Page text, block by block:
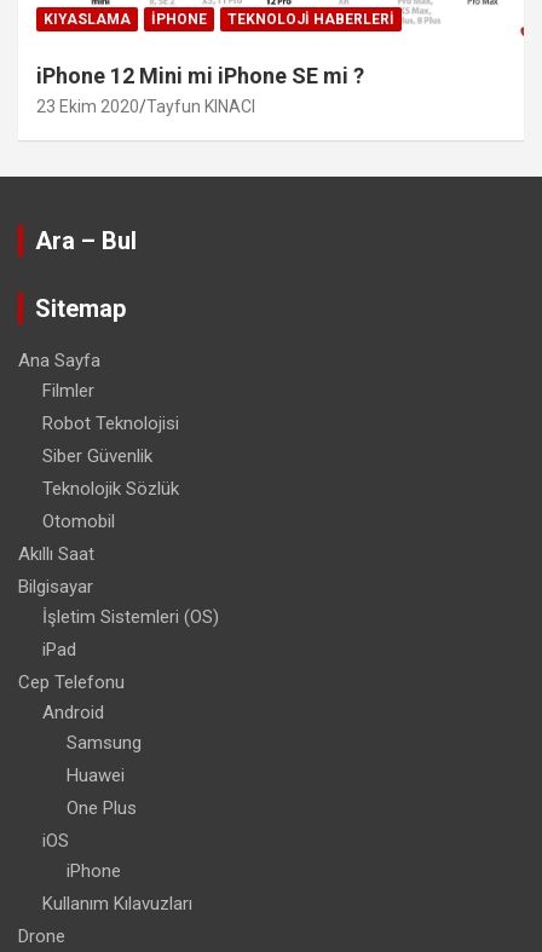
KIYASLAMA IPHONE TEKNOLOJI HABERLERI
iPhone 12 Mini mi iPhone SE mi ?
23 Ekim 2020 Tayfun KINACI
Ara – Bul
Sitemap
Ana Sayfa
Filmler
Robot Teknolojisi
Siber Güvenlik
Teknolojik Sözlük
Otomobil
Akıllı Saat
Bilgisayar
İşletim Sistemleri (OS)
iPad
Cep Telefonu
Android
Samsung
Huawei
One Plus
iOS
iPhone
Kullanım Kılavuzları
Drone